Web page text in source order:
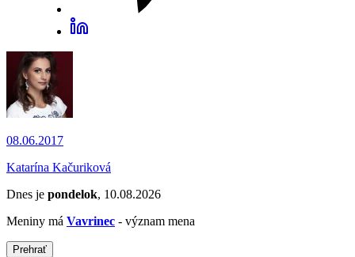
08.06.2017
Katarína Kačuriková
Dnes je pondelok, 10.08.2026
Meniny má Vavrinec - význam mena
Prehrať